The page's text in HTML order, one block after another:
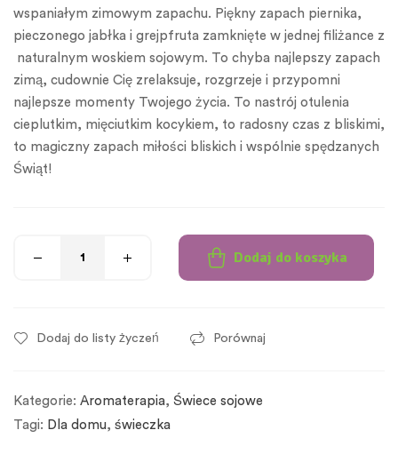
wspaniałym zimowym zapachu. Piękny zapach piernika,
pieczonego jabłka i grejpfruta zamknięte w jednej filiżance z
naturalnym woskiem sojowym. To chyba najlepszy zapach
zimą, cudownie Cię zrelaksuje, rozgrzeje i przypomni
najlepsze momenty Twojego życia. To nastrój otulenia
cieplutkim, mięciutkim kocykiem, to radosny czas z bliskimi,
to magiczny zapach miłości bliskich i wspólnie spędzanych
Świąt!
Dodaj do koszyka
Dodaj do listy życzeń Porównaj
Kategorie: Aromaterapia, Świece sojowe
Tagi: Dla domu, świeczka